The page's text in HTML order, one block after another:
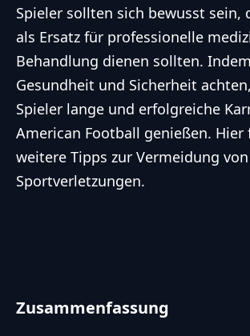
Spieler sollten sich bewusst sein,
als Ersatz für professionelle
Behandlung dienen sollten.
Gesundheit und Sicherheit
Spieler lange und erfolgreiche
American Football genießen. Hier
weitere Tipps zur Vermeidung von
Sportverletzungen.
Zusammenfassung